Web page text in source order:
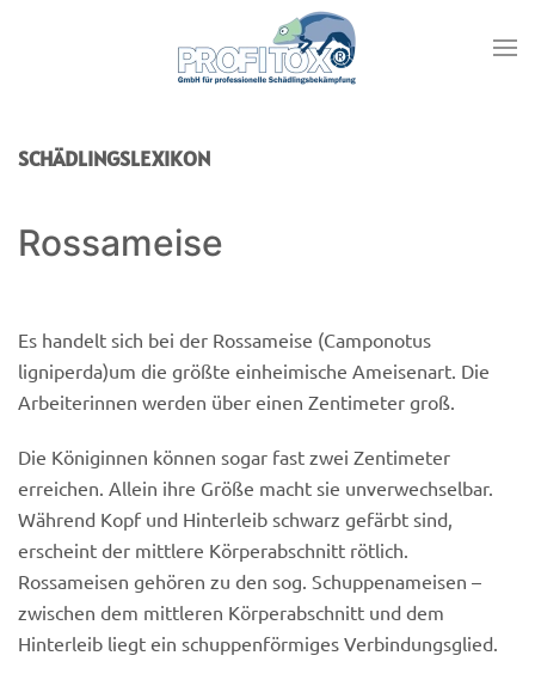
SCHÄDLINGSLEXIKON
Rossameise
Es handelt sich bei der Rossameise (Camponotus
ligniperda)um die größte einheimische Ameisenart. Die
Arbeiterinnen werden über einen Zentimeter groß.
Die Königinnen können sogar fast zwei Zentimeter
erreichen. Allein ihre Größe macht sie unverwechselbar.
Während Kopf und Hinterleib schwarz gefärbt sind,
erscheint der mittlere Körperabschnitt rötlich.
Rossameisen gehören zu den sog. Schuppenameisen –
zwischen dem mittleren Körperabschnitt und dem
Hinterleib liegt ein schuppenförmiges Verbindungsglied.